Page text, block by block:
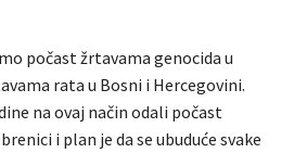
počast žrtavama genocida u
rata u Bosni i Hercegovini.
na ovaj način odali počast
i plan je da se ubuduće svake